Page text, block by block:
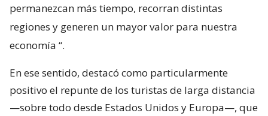
permanezcan más tiempo, recorran distintas
regiones y generen un mayor valor para nuestra
economía “.
En ese sentido, destacó como particularmente
positivo el repunte de los turistas de larga distancia
—sobre todo desde Estados Unidos y Europa—, que